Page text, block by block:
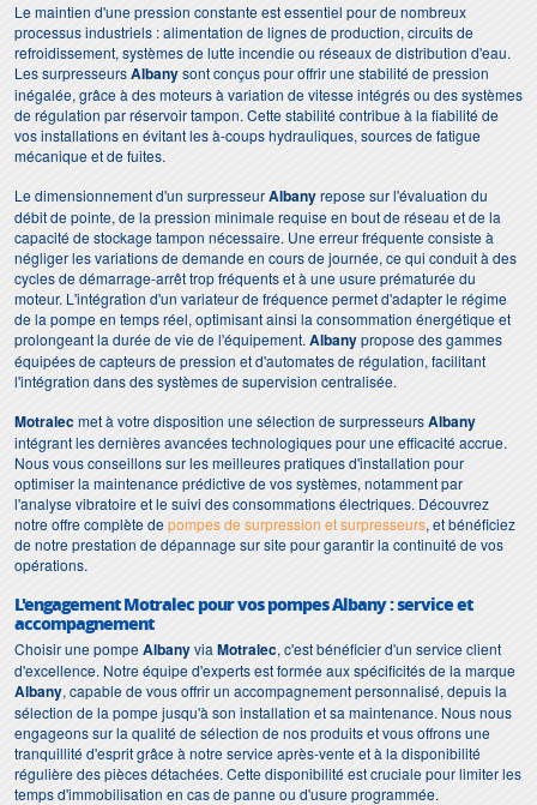
Le maintien d'une pression constante est essentiel pour de nombreux
processus industriels : alimentation de lignes de production, circuits de
refroidissement, systèmes de lutte incendie ou réseaux de distribution d'eau.
Les surpresseursAlbanysont conçus pour offrir une stabilité de pression
inégalée, grâce à des moteurs à variation de vitesse intégrés ou des systèmes
de régulation par réservoir tampon. Cette stabilité contribue à la fiabilité de
vos installations en évitant les à-coups hydrauliques, sources de fatigue
mécanique et de fuites.
Le dimensionnement d'un surpresseurAlbanyrepose sur l'évaluation du
débit de pointe, de la pression minimale requise en bout de réseau et de la
capacité de stockage tampon nécessaire. Une erreur fréquente consiste à
négliger les variations de demande en cours de journée, ce qui conduit à des
cycles de démarrage-arrêt trop fréquents et à une usure prématurée du
moteur. L'intégration d'un variateur de fréquence permet d'adapter le régime
de la pompe en temps réel, optimisant ainsi la consommation énergétique et
prolongeant la durée de vie de l'équipement. Albanypropose des gammes
équipées de capteurs de pression et d'automates de régulation, facilitant
l'intégration dans des systèmes de supervision centralisée.
Motralecmet à votre disposition une sélection de surpresseursAlbany
intégrant les dernières avancées technologiques pour une efficacité accrue.
Nous vous conseillons sur les meilleures pratiques d'installation pour
optimiser la maintenance prédictive de vos systèmes, notamment par
l'analyse vibratoire et le suivi des consommations électriques. Découvrez
notre offre complète depompes de surpression et surpresseurs, et bénéficiez
de notre prestation de dépannage sur site pour garantir la continuité de vos
opérations.
L'engagement Motralec pour vos pompes Albany : service et
accompagnement
Choisir une pompeAlbanyvia Motralec, c'est bénéficier d'un service client
d'excellence. Notre équipe d'experts est formée aux spécificités de la marque
Albany, capable de vous offrir un accompagnement personnalisé, depuis la
sélection de la pompe jusqu'à son installation et sa maintenance. Nous nous
engageons sur la qualité de sélection de nos produits et vous offrons une
tranquillité d'esprit grâce à notre service après-vente et à la disponibilité
régulière des pièces détachées. Cette disponibilité est cruciale pour limiter les
temps d'immobilisation en cas de panne ou d'usure programmée.